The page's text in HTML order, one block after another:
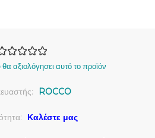
αξιολόγησει αυτό το προϊόν
ROCCO
Καλέστε μας